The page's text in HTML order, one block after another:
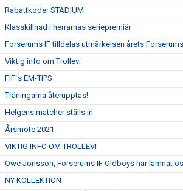
Rabattkoder STADIUM
Klasskillnad i herrarnas seriepremiär
Forserums IF tilldelas utmärkelsen årets
Viktig info om Trollevi
FIF´s EM-TIPS
Träningarna återupptas!
Helgens matcher ställs in
Årsmöte 2021
VIKTIG INFO OM TROLLEVI
Owe Jonsson, Forserums IF Oldboys har lämnat
NY KOLLEKTION